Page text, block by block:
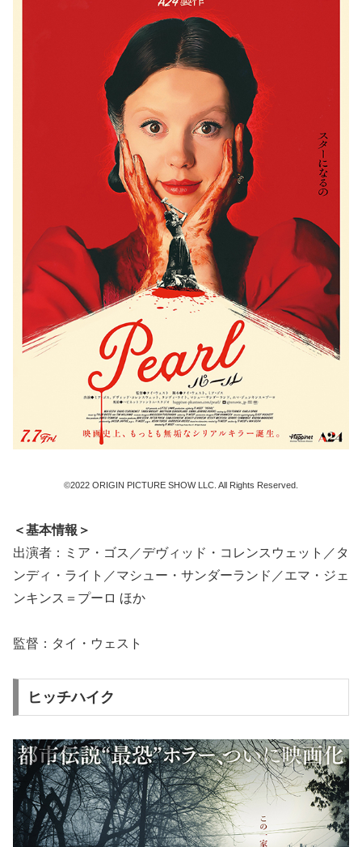
©2022 ORIGIN PICTURE SHOW LLC. All Rights Reserved.
＜基本情報＞
出演者：ミア・ゴス／デヴィッド・コレンスウェット／タ
ンディ・ライト／マシュー・サンダーランド／エマ・ジェ
ンキンス＝プーロ ほか
監督：タイ・ウェスト
ヒッチハイク